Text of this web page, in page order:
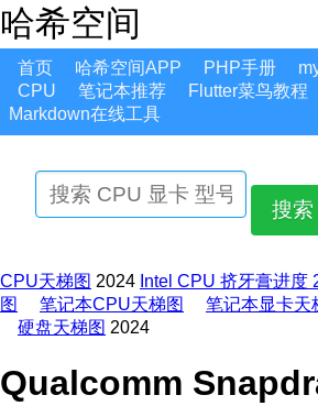
哈希空间
首页 哈希空间APP PHP手册
CPU
笔记本推荐 Flutter菜鸟教程
Markdown在线工具
搜索
CPU天梯图 2024 Intel CPU 挤牙膏进度
图
笔记本CPU天梯图 笔记本显卡天
硬盘天梯图 2024
Qualcomm